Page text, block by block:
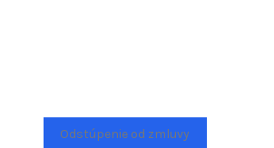
Odstúpenie od zmluvy